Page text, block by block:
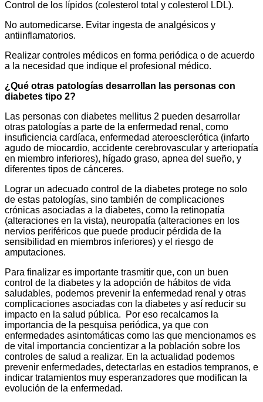
Control de los lípidos (colesterol total y colesterol LDL).
No automedicarse. Evitar ingesta de analgésicos y
antiinflamatorios.
Realizar controles médicos en forma periódica o de acuerdo
a la necesidad que indique el profesional médico.
¿Qué otras patologías desarrollan las personas con
diabetes tipo 2?
Las personas con diabetes mellitus 2 pueden desarrollar
otras patologías a parte de la enfermedad renal, como
insuficiencia cardíaca, enfermedad ateroesclerótica (infarto
agudo de miocardio, accidente cerebrovascular y arteriopatía
en miembro inferiores), hígado graso, apnea del sueño, y
diferentes tipos de cánceres.
Lograr un adecuado control de la diabetes protege no solo
de estas patologías, sino también de complicaciones
crónicas asociadas a la diabetes, como la retinopatía
(alteraciones en la vista), neuropatía (alteraciones en los
nervios periféricos que puede producir pérdida de la
sensibilidad en miembros inferiores) y el riesgo de
amputaciones.
Para finalizar es importante trasmitir que, con un buen
control de la diabetes y la adopción de hábitos de vida
saludables, podemos prevenir la enfermedad renal y otras
complicaciones asociadas con la diabetes y así reducir su
impacto en la salud pública. Por eso recalcamos la
importancia de la pesquisa periódica, ya que con
enfermedades asintomáticas como las que mencionamos es
de vital importancia concientizar a la población sobre los
controles de salud a realizar. En la actualidad podemos
prevenir enfermedades, detectarlas en estadios tempranos, e
indicar tratamientos muy esperanzadores que modifican la
evolución de la enfermedad.